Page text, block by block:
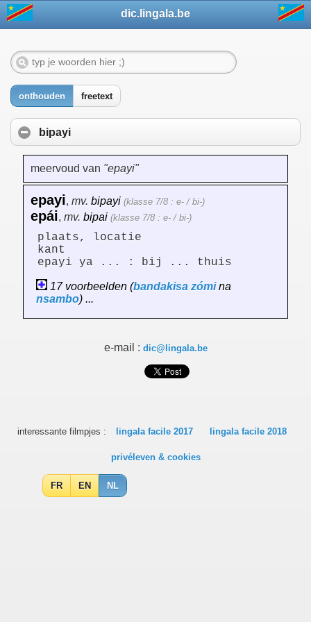
dic.lingala.be
onthouden freetext
bipayi
meervoud van "epayi"
epayi, mv. bipayi (klasse 7/8 : e- / bi-)
epái, mv. bipai (klasse 7/8 : e- / bi-)
plaats, locatie
kant
epayi ya ... : bij ... thuis
17 voorbeelden (bandakisa zómina
nsambo) ...
e-mail : dic@lingala.be
interessante filmpjes : lingala facile 2017 lingala facile 2018
privéleven & cookies
FR EN NL